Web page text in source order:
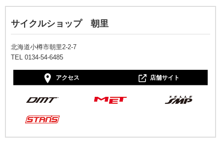
サイクルショップ 朝里
北海道小樽市朝里2-2-7
TEL 0134-54-6485
アクセス 店舗サイト